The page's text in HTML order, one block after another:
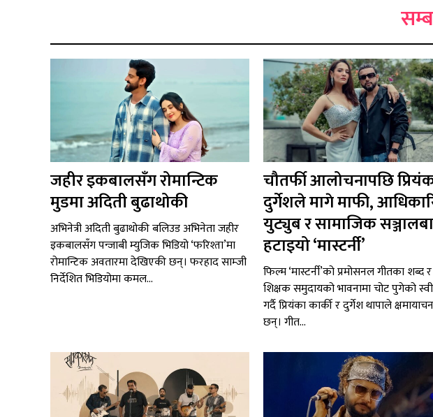
जहीर इकबालसँग रोमान्टिक
मुडमा अदिती बुढाथोकी
अभिनेत्री अदिती बुढाथोकी बलिउड अभिनेता जहीर
इकबालसँग पन्जाबी म्युजिक भिडियो ‘फरिश्ता’मा
रोमान्टिक अवतारमा देखिएकी छन्। फरहाद साम्जी
निर्देशित भिडियोमा कमल...
चौतर्फी आलोचनापछि
दुर्गेशले मागे माफी,
युट्युब र सामाजिक
हटाइयो ‘मास्टर्नी’
फिल्म ‘मास्टर्नी’को प्रमोसनल गीतका शब्द
शिक्षक समुदायको भावनामा चोट पुगेको
गर्दै प्रियंका कार्की र दुर्गेश थापाले
छन्। गीत...